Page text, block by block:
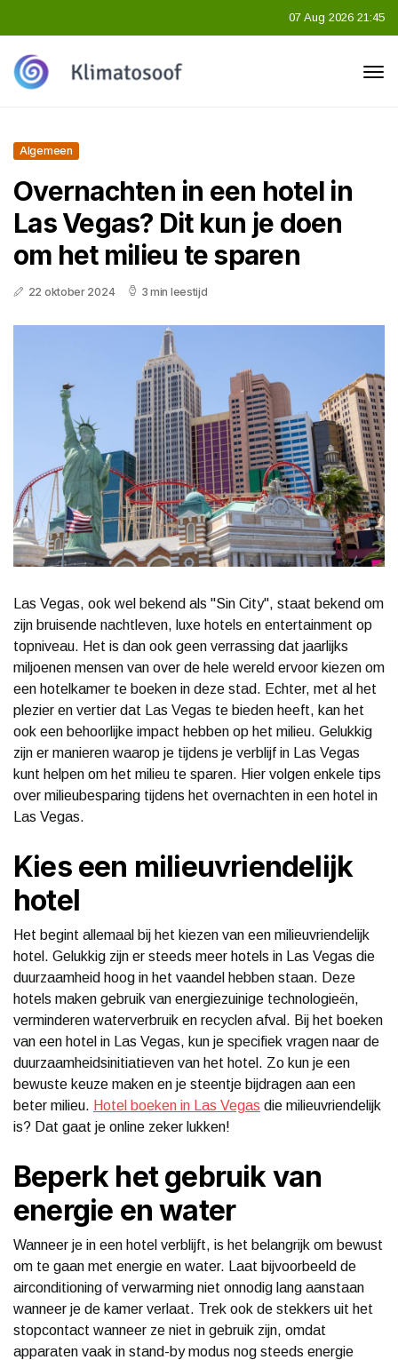
07 Aug 2026 21:45
Algemeen
Overnachten in een hotel in
Las Vegas? Dit kun je doen
om het milieu te sparen
22 oktober 2024 3 min leestijd
Las Vegas, ook wel bekend als "Sin City", staat bekend om
zijn bruisende nachtleven, luxe hotels en entertainment op
topniveau. Het is dan ook geen verrassing dat jaarlijks
miljoenen mensen van over de hele wereld ervoor kiezen om
een hotelkamer te boeken in deze stad. Echter, met al het
plezier en vertier dat Las Vegas te bieden heeft, kan het
ook een behoorlijke impact hebben op het milieu. Gelukkig
zijn er manieren waarop je tijdens je verblijf in Las Vegas
kunt helpen om het milieu te sparen. Hier volgen enkele tips
over milieubesparing tijdens het overnachten in een hotel in
Las Vegas.
Kies een milieuvriendelijk
hotel
Het begint allemaal bij het kiezen van een milieuvriendelijk
hotel. Gelukkig zijn er steeds meer hotels in Las Vegas die
duurzaamheid hoog in het vaandel hebben staan. Deze
hotels maken gebruik van energiezuinige technologieën,
verminderen waterverbruik en recyclen afval. Bij het boeken
van een hotel in Las Vegas, kun je specifiek vragen naar de
duurzaamheidsinitiatieven van het hotel. Zo kun je een
bewuste keuze maken en je steentje bijdragen aan een
beter milieu. Hotel boeken in Las Vegas die milieuvriendelijk
is? Dat gaat je online zeker lukken!
Beperk het gebruik van
energie en water
Wanneer je in een hotel verblijft, is het belangrijk om bewust
om te gaan met energie en water. Laat bijvoorbeeld de
airconditioning of verwarming niet onnodig lang aanstaan
wanneer je de kamer verlaat. Trek ook de stekkers uit het
stopcontact wanneer ze niet in gebruik zijn, omdat
apparaten vaak in stand-by modus nog steeds energie